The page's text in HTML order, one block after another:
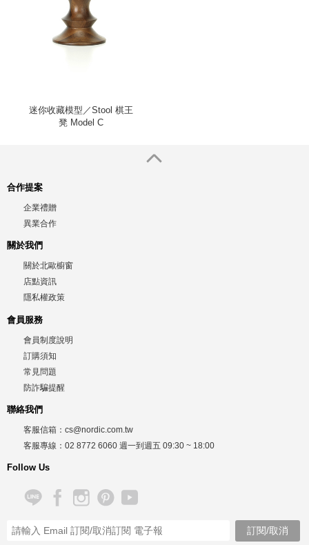
迷你收藏模型／Stool 棋王
凳 Model C
合作提案
企業禮贈
異業合作
關於我們
關於北歐櫥窗
店點資訊
隱私權政策
會員服務
會員制度說明
訂購須知
常見問題
防詐騙提醒
聯絡我們
客服信箱： cs@nordic.com.tw
客服專線： 02 8772 6060 週一到週五 09:30 ~ 18:00
Follow Us